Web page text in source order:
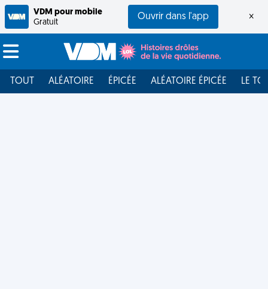
VDM pour mobile
Gratuit
Ouvrir dans l'app ×
TOUT ALÉATOIRE ÉPICÉE ALÉATOIRE ÉPICÉE LE